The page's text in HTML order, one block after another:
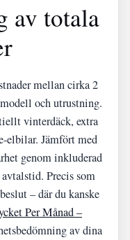
av totala
mellan cirka 2
och utrustning.
vinterdäck, extra
elbilar. Jämfört med
genom inkluderad
Precis som
– där du kanske
Per Månad –
av dina